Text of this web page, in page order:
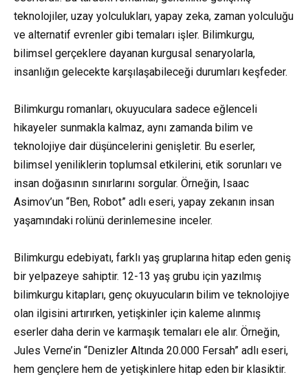
teknolojiler, uzay yolculukları, yapay zeka, zaman yolculuğu
ve alternatif evrenler gibi temaları işler. Bilimkurgu,
bilimsel gerçeklere dayanan kurgusal senaryolarla,
insanlığın gelecekte karşılaşabileceği durumları keşfeder.
Bilimkurgu romanları, okuyuculara sadece eğlenceli
hikayeler sunmakla kalmaz, aynı zamanda bilim ve
teknolojiye dair düşüncelerini genişletir. Bu eserler,
bilimsel yeniliklerin toplumsal etkilerini, etik sorunları ve
insan doğasının sınırlarını sorgular. Örneğin, Isaac
Asimov’un “Ben, Robot” adlı eseri, yapay zekanın insan
yaşamındaki rolünü derinlemesine inceler.
Bilimkurgu edebiyatı, farklı yaş gruplarına hitap eden geniş
bir yelpazeye sahiptir. 12-13 yaş grubu için yazılmış
bilimkurgu kitapları, genç okuyucuların bilim ve teknolojiye
olan ilgisini artırırken, yetişkinler için kaleme alınmış
eserler daha derin ve karmaşık temaları ele alır. Örneğin,
Jules Verne’in “Denizler Altında 20.000 Fersah” adlı eseri,
hem gençlere hem de yetişkinlere hitap eden bir klasiktir.